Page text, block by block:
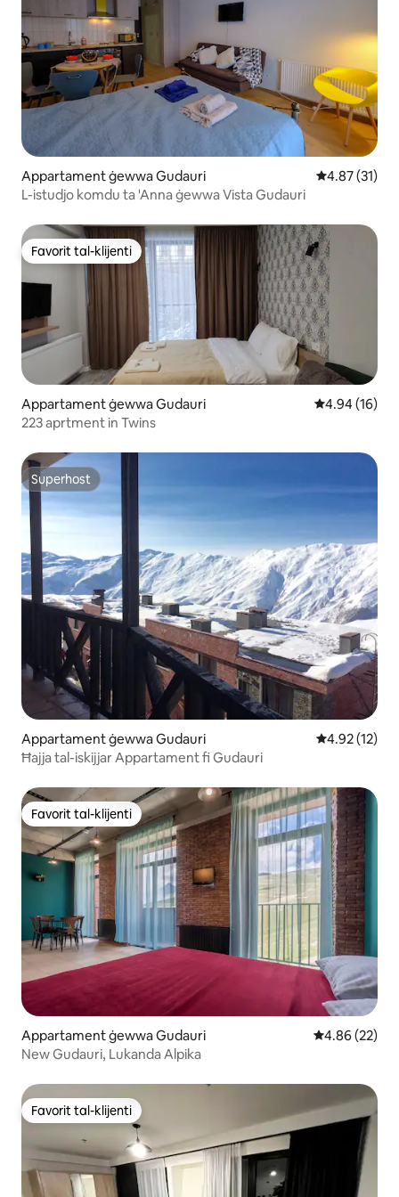
Appartament ġewwa Gudauri Rating
4.87 (31)
L-istudjo komdu ta 'Anna ġewwa Vista Gudauri
Favorit tal-klijenti
Favorit tal-klijenti
Appartament ġewwa Gudauri Rating
4.94 (16)
223 aprtment in Twins
Superhost
Superhost
Appartament ġewwa Gudauri Rating
4.92 (12)
Ħajja tal-iskijjar Appartament fi Gudauri
Favorit tal-klijenti
Favorit tal-klijenti
Appartament ġewwa Gudauri Rating medju
4.86 (22)
New Gudauri, Lukanda Alpika
Favorit tal-klijenti
Favorit tal-klijenti